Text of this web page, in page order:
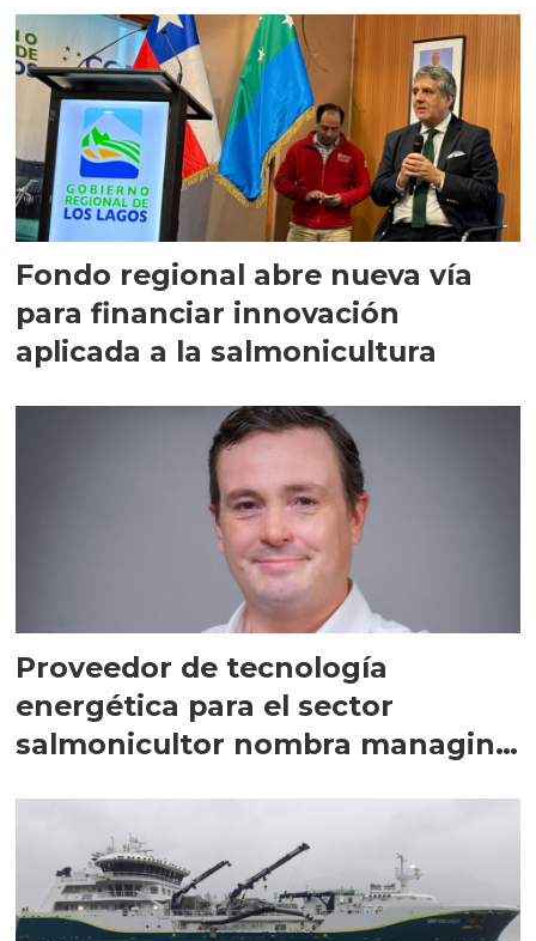
Fondo regional abre nueva vía
para financiar innovación
aplicada a la salmonicultura
Proveedor de tecnología
energética para el sector
salmonicultor nombra managing